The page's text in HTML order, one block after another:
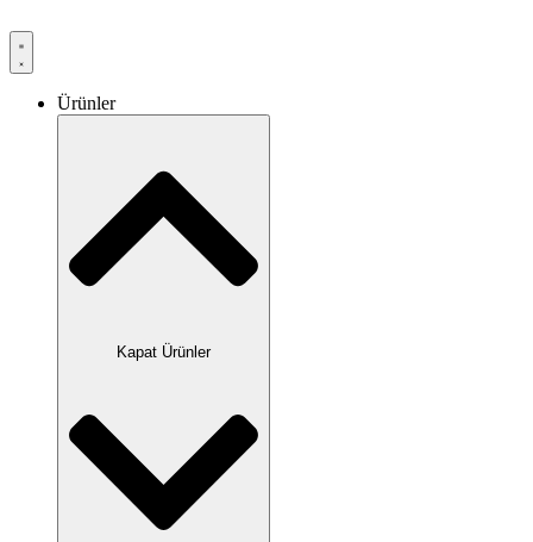
Ürünler
Kapat Ürünler